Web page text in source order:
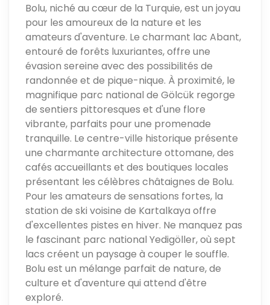
Bolu, niché au cœur de la Turquie, est un joyau
pour les amoureux de la nature et les
amateurs d'aventure. Le charmant lac Abant,
entouré de forêts luxuriantes, offre une
évasion sereine avec des possibilités de
randonnée et de pique-nique. À proximité, le
magnifique parc national de Gölcük regorge
de sentiers pittoresques et d'une flore
vibrante, parfaits pour une promenade
tranquille. Le centre-ville historique présente
une charmante architecture ottomane, des
cafés accueillants et des boutiques locales
présentant les célèbres châtaignes de Bolu.
Pour les amateurs de sensations fortes, la
station de ski voisine de Kartalkaya offre
d'excellentes pistes en hiver. Ne manquez pas
le fascinant parc national Yedigöller, où sept
lacs créent un paysage à couper le souffle.
Bolu est un mélange parfait de nature, de
culture et d'aventure qui attend d'être
exploré.